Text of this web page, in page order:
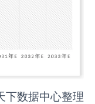
下数据中心整理